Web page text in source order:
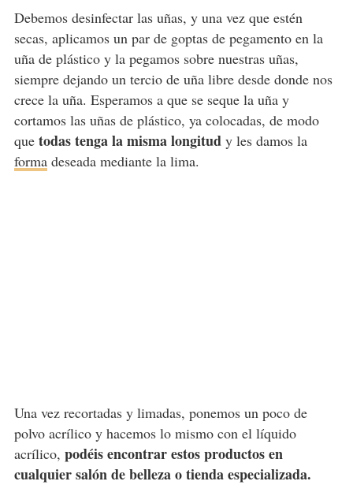
Debemos desinfectar las uñas, y una vez que estén
secas, aplicamos un par de goptas de pegamento en la
uña de plástico y la pegamos sobre nuestras uñas,
siempre dejando un tercio de uña libre desde donde nos
crece la uña. Esperamos a que se seque la uña y
cortamos las uñas de plástico, ya colocadas, de modo
quetodas tenga la misma longitud y les damos la
formadeseada mediante la lima.
Una vez recortadas y limadas, ponemos un poco de
polvo acrílico y hacemos lo mismo con el líquido
acrílico, podéis encontrar estos productos en
cualquier salón de belleza o tienda especializada.